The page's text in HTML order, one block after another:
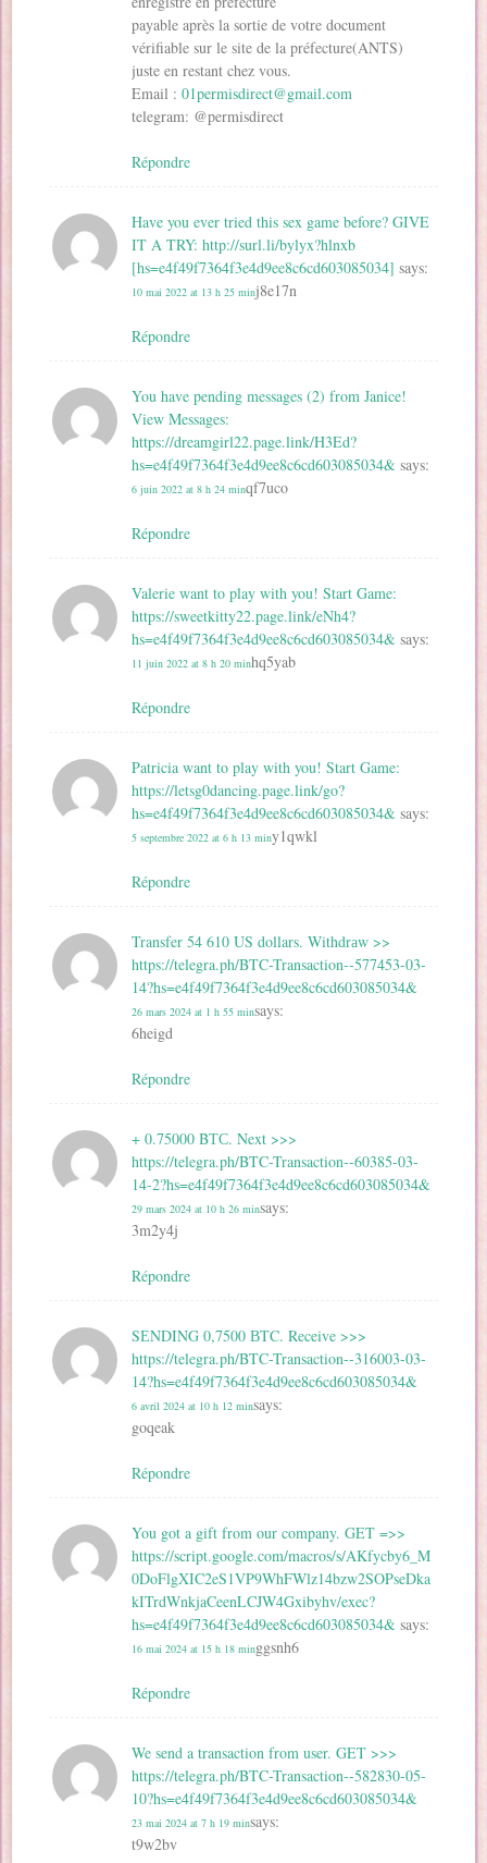
payable après la sortie de votre document
vérifiable sur le site de la préfecture(ANTS)
juste en restant chez vous.
Email :01permisdirect@gmail.com
telegram: @permisdirect
Répondre
Have you ever tried this sex game before? GIVE
IT A TRY: http://surl.li/bylyx?hlnxb
[hs=e4f49f7364f3e4d9ee8c6cd603085034] says:
10 mai 2022 at 13 h 25 minj8e17n
Répondre
You have pending messages (2) from Janice!
View Messages:
https://dreamgirl22.page.link/H3Ed?
hs=e4f49f7364f3e4d9ee8c6cd603085034& says:
6 juin 2022 at 8 h 24 minqf7uco
Répondre
Valerie want to play with you! Start Game:
https://sweetkitty22.page.link/eNh4?
hs=e4f49f7364f3e4d9ee8c6cd603085034& says:
11 juin 2022 at 8 h 20 minhq5yab
Répondre
Patricia want to play with you! Start Game:
https://letsg0dancing.page.link/go?
hs=e4f49f7364f3e4d9ee8c6cd603085034& says:
5 septembre 2022 at 6 h 13 miny1qwkl
Répondre
Transfer 54 610 US dollars. Withdrаw >>
https://telegra.ph/BTC-Transaction--577453-03-
14?hs=e4f49f7364f3e4d9ee8c6cd603085034&
says:
26 mars 2024 at 1 h 55 min
6heigd
Répondre
+ 0.75000 BТС. Next >>>
https://telegra.ph/BTC-Transaction--60385-03-
14-2?hs=e4f49f7364f3e4d9ee8c6cd603085034&
says:
29 mars 2024 at 10 h 26 min
3m2y4j
Répondre
SЕNDING 0,7500 ВTC. Receive >>>
https://telegra.ph/BTC-Transaction--316003-03-
14?hs=e4f49f7364f3e4d9ee8c6cd603085034&
says:
6 avril 2024 at 10 h 12 min
goqeak
Répondre
You got a gift from our company. GET =>>
https://script.google.com/macros/s/AKfycby6_M
0DoFlgXIC2eS1VP9WhFWlz14bzw2SOPseDka
kITrdWnkjaCeenLCJW4Gxibyhv/exec?
hs=e4f49f7364f3e4d9ee8c6cd603085034& says:
16 mai 2024 at 15 h 18 minggsnh6
Répondre
We send a transaction from user. GET >>>
https://telegra.ph/BTC-Transaction--582830-05-
10?hs=e4f49f7364f3e4d9ee8c6cd603085034&
says:
23 mai 2024 at 7 h 19 min
t9w2bv